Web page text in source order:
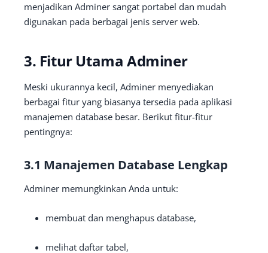
menjadikan Adminer sangat portabel dan mudah
digunakan pada berbagai jenis server web.
3. Fitur Utama Adminer
Meski ukurannya kecil, Adminer menyediakan
berbagai fitur yang biasanya tersedia pada aplikasi
manajemen database besar. Berikut fitur-fitur
pentingnya:
3.1 Manajemen Database Lengkap
Adminer memungkinkan Anda untuk:
membuat dan menghapus database,
melihat daftar tabel,